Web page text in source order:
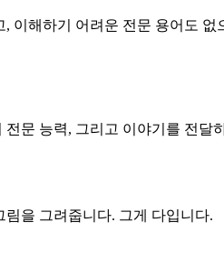
해하기 어려운 전문 용어도
능력, 그리고 이야기를 전달
을 그려줍니다. 그게 다입니다.